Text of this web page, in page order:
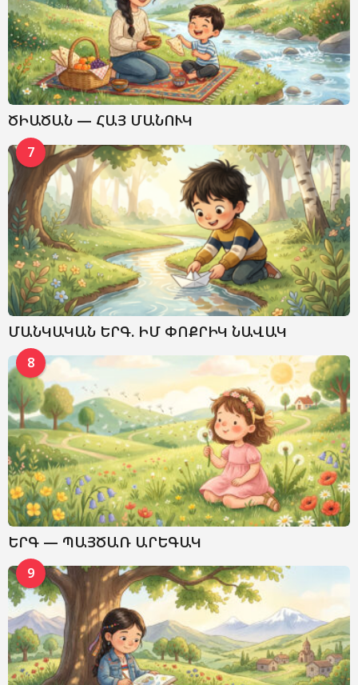
ԾԻԱԾԱՆ — ՀԱՅ ՄԱՆՈՒԿ
7
ՄԱՆԿԱԿԱՆ ԵՐԳ. ԻՄ ՓՈՔՐԻԿ ՆԱՎԱԿ
8
ԵՐԳ — ՊԱՅԾԱՌ ԱՐԵԳԱԿ
9